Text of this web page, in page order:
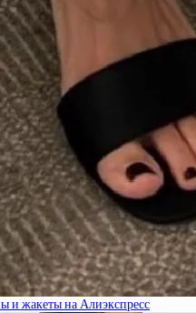
и жакеты на Алиэкспресс